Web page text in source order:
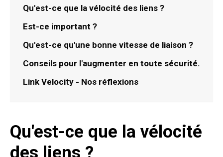
Qu'est-ce que la vélocité des liens ?
Est-ce important ?
Qu'est-ce qu'une bonne vitesse de liaison ?
Conseils pour l'augmenter en toute sécurité.
Link Velocity - Nos réflexions
Qu'est-ce que la vélocité
des liens ?